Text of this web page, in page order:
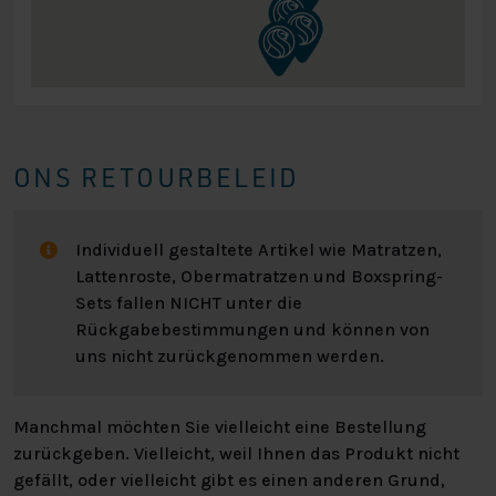
schlankem Design geliefert, das für einen modernen und
stilvollen Look sorgt. Das Kopfteil ist ca. 110 cm hoch. Die
Breite des Kopfteils entspricht dem Breitenmaß des
WARTUNG
Natürlich möchtest du dein komfortables Boxspringbett
so lange wie möglich genießen. Deshalb empfehlen wir,
so zur Lebensdauer deines Boxspringbetts bei.
ONS RETOURBELEID
Individuell gestaltete Artikel wie Matratzen,
Lattenroste, Obermatratzen und Boxspring-
Sets fallen NICHT unter die
Rückgabebestimmungen und können von
uns nicht zurückgenommen werden.
Manchmal möchten Sie vielleicht eine Bestellung
zurückgeben. Vielleicht, weil Ihnen das Produkt nicht
gefällt, oder vielleicht gibt es einen anderen Grund,